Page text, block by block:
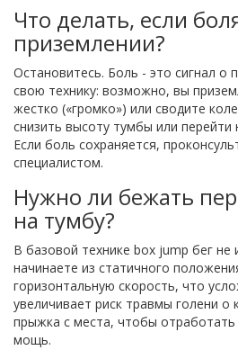
Что делать, если
приземлении?
Остановитесь. Боль - это сигнал о
свою технику: возможно, вы
жестко («громко») или сводите
снизить высоту тумбы или перейти
Если боль сохраняется,
специалистом.
Нужно ли бежать
на тумбу?
В базовой технике box jump бег не
начинаете из статичного
горизонтальную скорость, что
увеличивает риск травмы голени о
прыжка с места, чтобы
мощь.